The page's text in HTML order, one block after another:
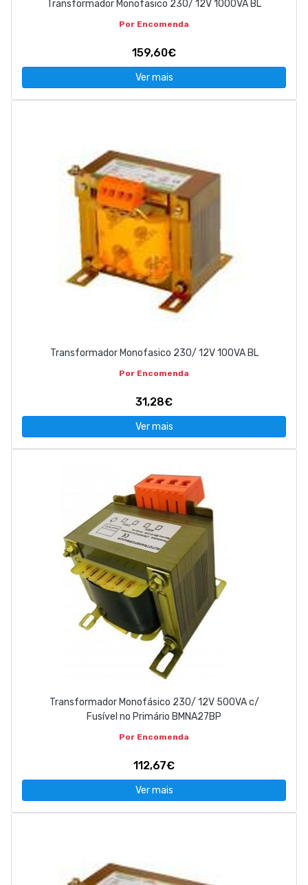
Transformador Monofasico 230/ 12V 1000VA BL
Por Encomenda
159,60€
Ver mais
Transformador Monofasico 230/ 12V 100VA BL
Por Encomenda
31,28€
Ver mais
Transformador Monofásico 230/ 12V 500VA c/
Fusível no Primário BMNA27BP
Por Encomenda
112,67€
Ver mais